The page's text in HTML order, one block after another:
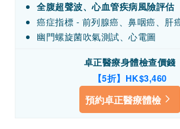
全腹超聲波、心血管疾病風險評估
癌症指標 - 前列腺癌、鼻咽癌、肝
幽門螺旋菌吹氣測試、心電圖
卓正醫療身體檢查價錢
【5折】HK$3,460
預約卓正醫療體檢